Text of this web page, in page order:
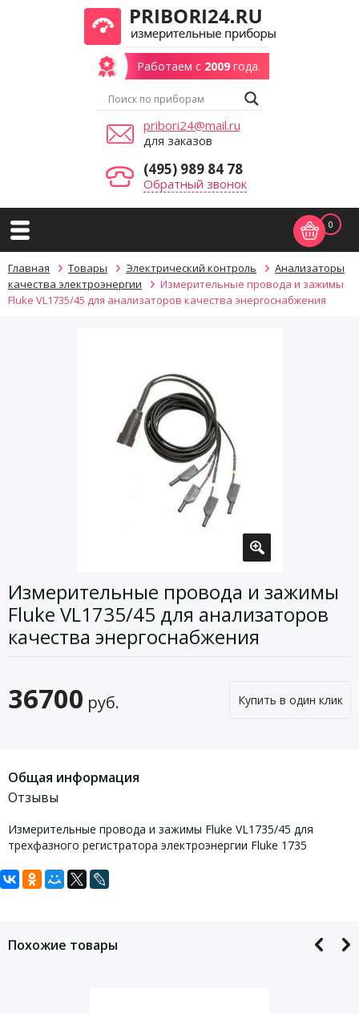
Работаем с 2009года.
pribori24@mail.ru
для заказов
(495) 989 84 78
Обратный звонок
0
Главная Товары Электрический контроль
Анализаторы
качества электроэнергии
Измерительные провода и зажимы
Fluke VL1735/45 для анализаторов качества энергоснабжения
Измерительные провода и зажимы
Fluke VL1735/45 для анализаторов
качества энергоснабжения
36700 руб. Купить в один клик
Общая информация
Отзывы
Измерительные провода и зажимы Fluke VL1735/45 для
трехфазного регистратора электроэнергии Fluke 1735
Задать вопрос
Похожие товары